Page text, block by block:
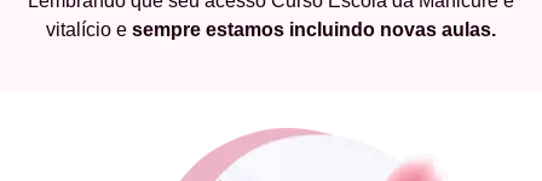
vitalício e sempre estamos incluindo novas aulas.